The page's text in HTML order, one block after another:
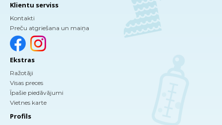
Klientu serviss
Kontakti
Preču atgriešana un maiņa
Ekstras
Ražotāji
Visas preces
Īpašie piedāvājumi
Vietnes karte
Profils